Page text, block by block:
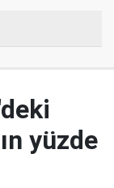
yüzde